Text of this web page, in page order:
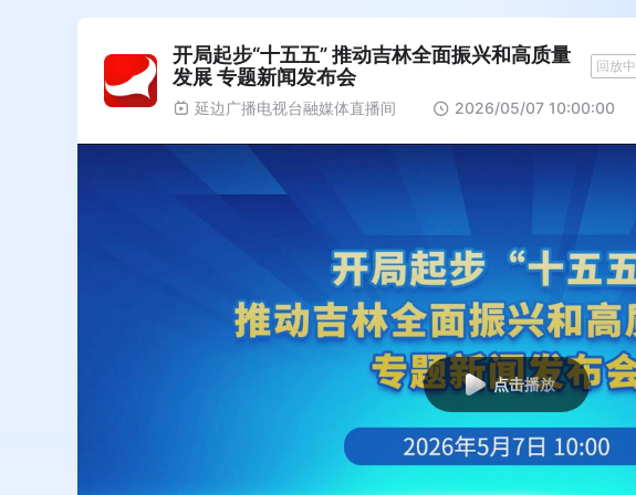
开局起步“十五五” 推动吉林全面振兴和高质量
发展 专题新闻发布会
回放中
延边广播电视台融媒体直播间 2026/05/07 10:00:00
点击播放